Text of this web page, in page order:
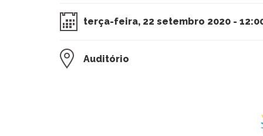
terça-feira, 22 setembro 2020 -
Auditório